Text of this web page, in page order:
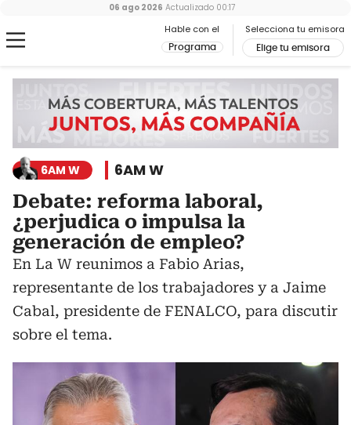
Hable con el
Programa
Selecciona tu emisora
Elige tu emisora
06 ago 2026 Actualizado 00:17
6AM W 6AM W
Debate: reforma laboral,
¿perjudica o impulsa la
generación de empleo?
En La W reunimos a Fabio Arias,
representante de los trabajadores y a Jaime
Cabal, presidente de FENALCO, para discutir
sobre el tema.